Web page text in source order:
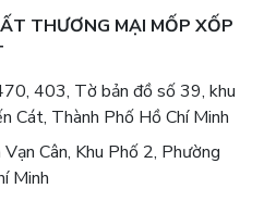
THƯƠNG MẠI MỐP XỐP
403, Tờ bản đồ số 39, khu
Cát, Thành Phố Hồ Chí Minh
Cân, Khu Phố 2, Phường
Minh